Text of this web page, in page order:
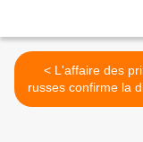
< L'affaire des primes
russes confirme la
d'un rapprochement